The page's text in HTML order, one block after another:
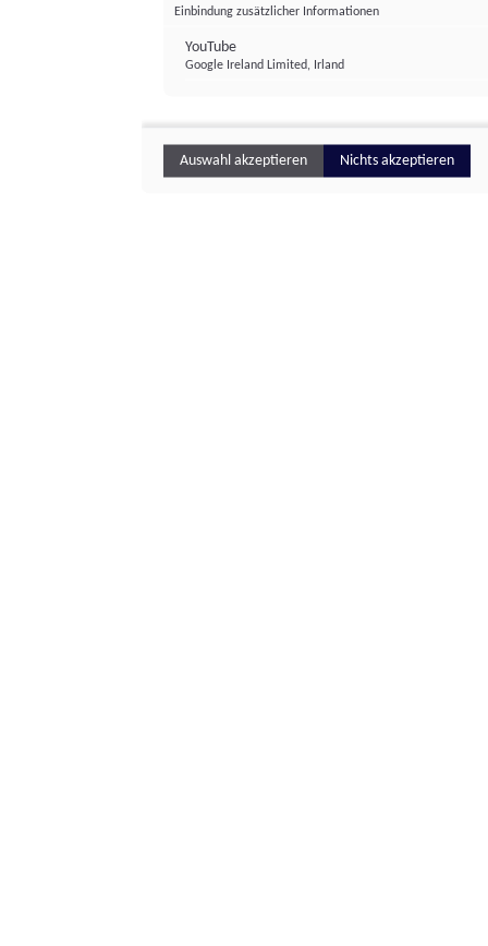
Einbindung zusätzlicher Informationen
YouTube
Google Ireland Limited, Irland
Auswahl akzeptieren Nichts akzeptieren